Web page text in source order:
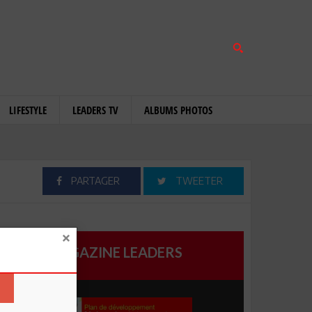
LIFESTYLE LEADERS TV ALBUMS PHOTOS
PARTAGER TWEETER
MAGAZINE LEADERS